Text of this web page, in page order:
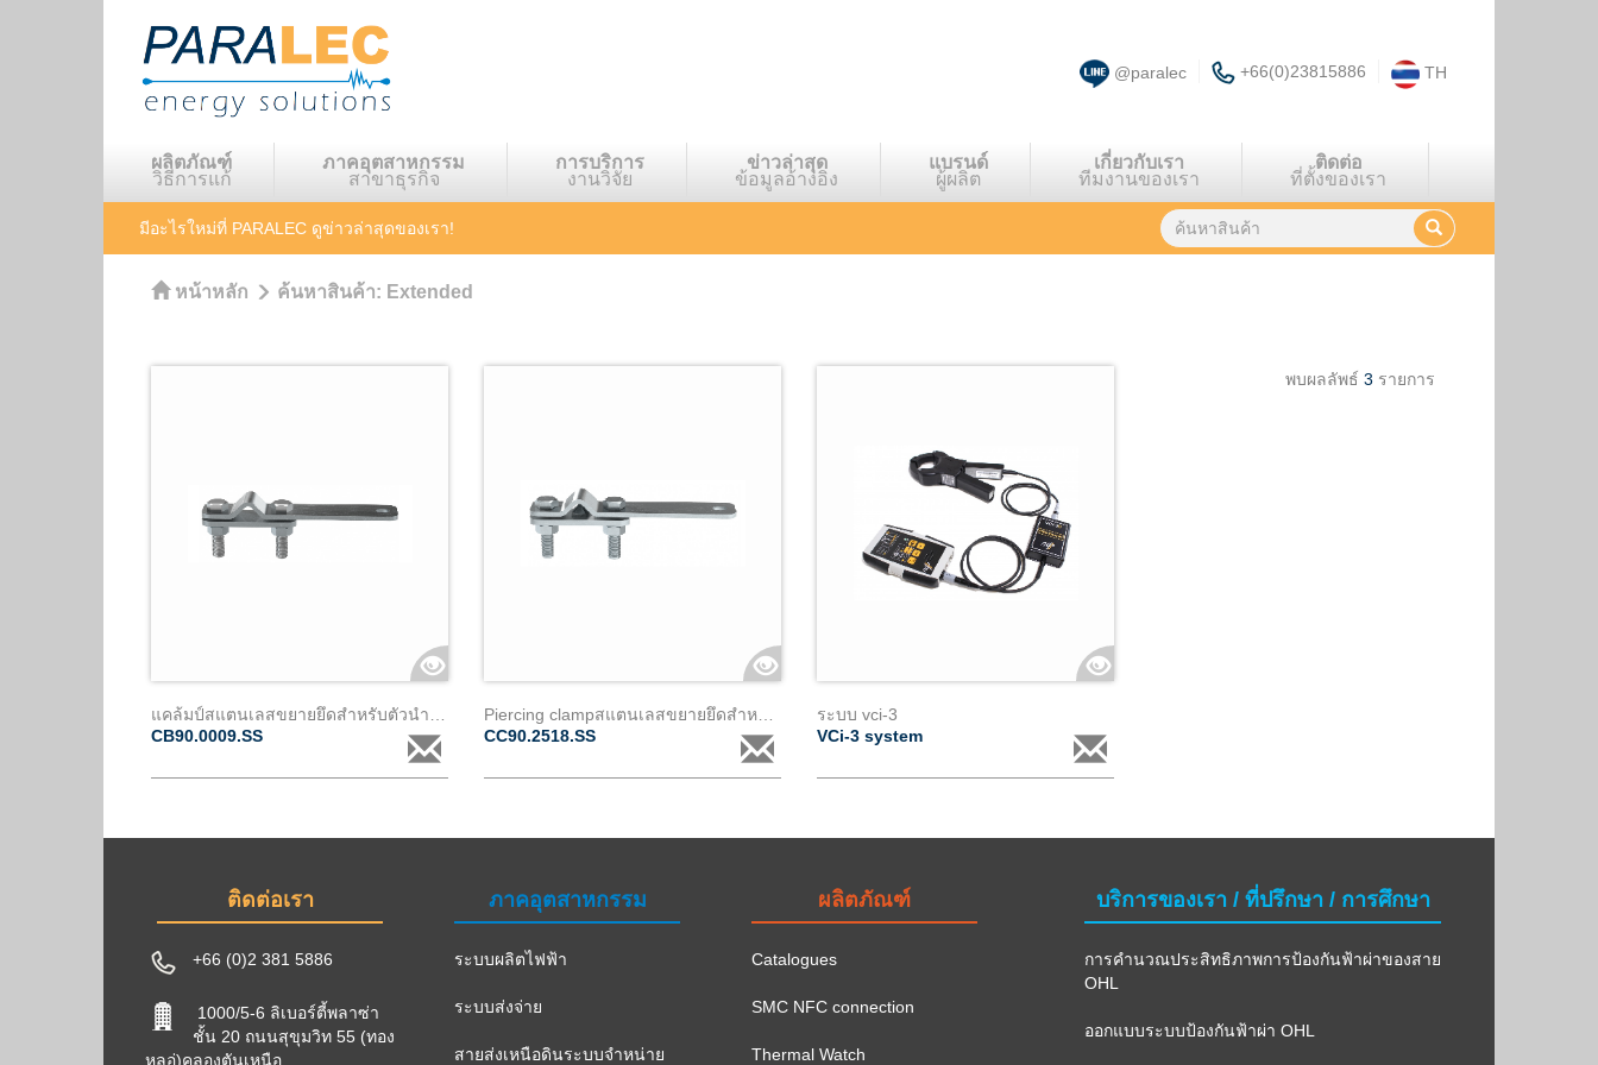
@paralec +66(0)23815886 TH
ผลิตภัณฑ์
วิธีการแก้
ภาคอุตสาหกรรม
สาขาธุรกิจ
การบริการ
งานวิจัย
ข่าวล่าสุด
ข้อมูลอ้างอิง
แบรนด์
ผู้ผลิต
เกี่ยวกับเรา
ทีมงานของเรา
ติดต่อ
ที่ตั้งของเรา
มีอะไรใหม่ที่ PARALEC ดูข่าวล่าสุดของเรา!
หน้าหลัก ค้นหาสินค้า: Extended
พบผลลัพธ์ 3 รายการ
CB90.0009.SS
CC90.2518.SS
ระบบ vci-3
VCi-3 system
ติดต่อเรา
+66 (0)2 381 5886
1000/5-6 ลิเบอร์ตี้พลาซ่า
ชั้น 20 ถนนสุขุมวิท 55 (ทอง
หลอ่)คลองตันเหนือ
ภาคอุตสาหกรรม
ระบบผลิตไฟฟ้า
ระบบส่งจ่าย
สายส่งเหนือดินระบบจำหน่าย
ผลิตภัณฑ์
Catalogues
SMC NFC connection
Thermal Watch
บริการของเรา / ที่ปรึกษา / การศึกษา
การคำนวณประสิทธิภาพการป้องกันฟ้าผ่าของสาย
OHL
ออกแบบระบบป้องกันฟ้าผ่า OHL